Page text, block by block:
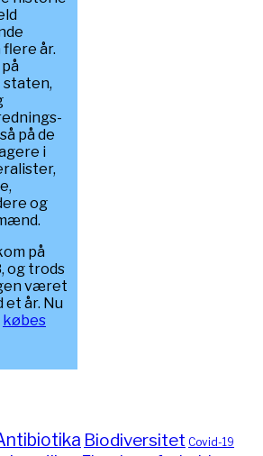
år.
på de
i
og
på
og trods
været
et år. Nu
købes
Biodiversitet Covid-19